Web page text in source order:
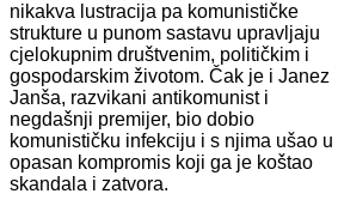
nikakva lustracija pa komunističke
strukture u punom sastavu upravljaju
cjelokupnim društvenim, političkim i
gospodarskim životom. Čak je i Janez
Janša, razvikani antikomunist i
negdašnji premijer, bio dobio
komunističku infekciju i s njima ušao u
opasan kompromis koji ga je koštao
skandala i zatvora.